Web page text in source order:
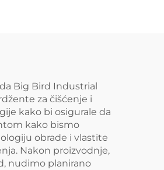
Big Bird Industrial
za čišćenje i
kako bi osigurale da
kako bismo
obrade i vlastite
Nakon proizvodnje,
nudimo planirano